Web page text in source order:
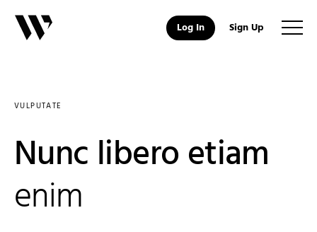
Log In Sign Up
VULPUTATE
Nunc libero etiam
enim